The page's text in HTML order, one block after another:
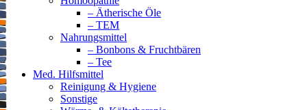
– Ätherische Öle
– TEM
Nahrungsmittel
– Bonbons & Fruchtbären
– Tee
Med. Hilfsmittel
Reinigung & Hygiene
Sonstige